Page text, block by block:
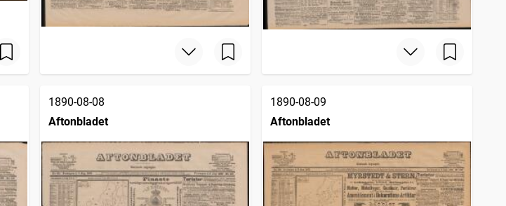
1890-08-08
Aftonbladet
1890-08-09
Aftonbladet